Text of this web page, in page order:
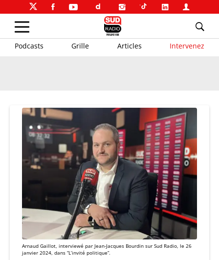
Podcasts Grille Articles Intervenez
Arnaud Gaillot, interviewé par Jean-Jacques Bourdin sur Sud Radio, le 26
janvier 2024, dans “L’invité politique”.